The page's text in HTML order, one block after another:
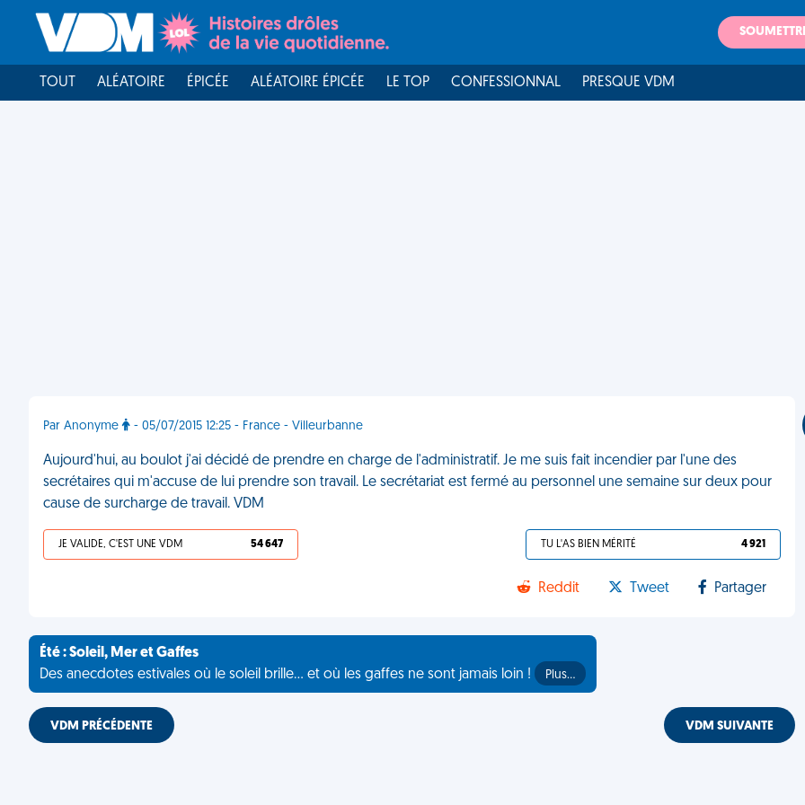
TOUT ALÉATOIRE ÉPICÉE ALÉATOIRE ÉPICÉE LE TOP CONFESSIONNAL PRESQUE VDM
Par Anonyme - 05/07/2015 12:25 - France - Villeurbanne
Aujourd'hui, au boulot j'ai décidé de prendre en charge de l'administratif. Je me suis fait incendier par l'une des
secrétaires qui m'accuse de lui prendre son travail. Le secrétariat est fermé au personnel une semaine sur deux pour
cause de surcharge de travail. VDM
JE VALIDE, C'EST UNE VDM 54 647 TU L'AS BIEN MÉRITÉ 4 921
Reddit Tweet Partager
Été : Soleil, Mer et Gaffes
Des anecdotes estivales où le soleil brille... et où les gaffes ne sont jamais loin !
Plus…
VDM PRÉCÉDENTE VDM SUIVANTE